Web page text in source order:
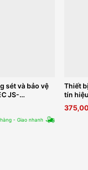
sét và bảo vệ
JS-
- Giao nhanh
Thiết
tín
SPD